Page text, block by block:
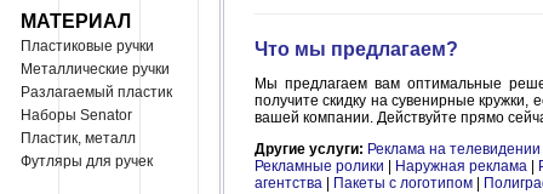
МАТЕРИАЛ
Пластиковые ручки
Металлические ручки
Разлагаемый пластик
Наборы Senator
Пластик, металл
Футляры для ручек
Что мы предлагаем?
Мы предлагаем вам оптимальные
получите скидку на сувенирные кружки,
вашей компании. Действуйте прямо
Другие услуги: Реклама на телевидении
Рекламные ролики
Наружная реклама
агентства
Пакеты с логотипом